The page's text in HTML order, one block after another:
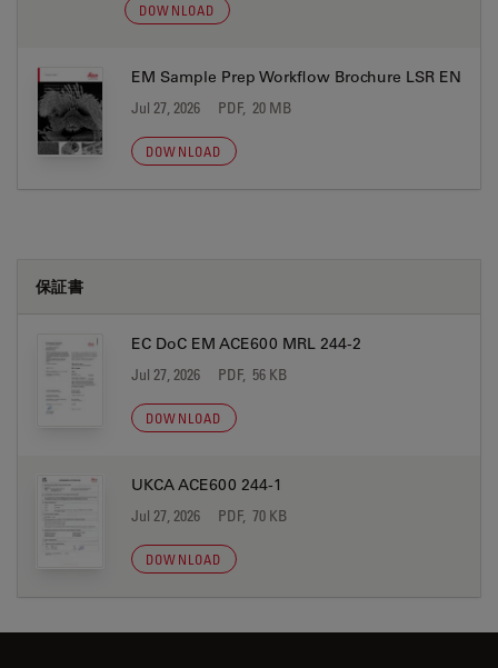
DOWNLOAD
EM Sample Prep Workflow Brochure LSR EN
Jul 27, 2026 PDF, 20 MB
DOWNLOAD
保証書
EC DoC EM ACE600 MRL 244-2
Jul 27, 2026 PDF, 56 KB
DOWNLOAD
UKCA ACE600 244-1
Jul 27, 2026 PDF, 70 KB
DOWNLOAD